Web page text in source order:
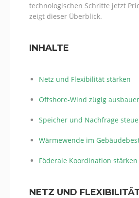
technologischen Schritte jetzt
zeigt dieser Überblick.
INHALTE
Netz und Flexibilität stärken
Offshore-Wind zügig
Speicher und Nachfrage
Wärmewende im
Föderale Koordination stärken
NETZ UND